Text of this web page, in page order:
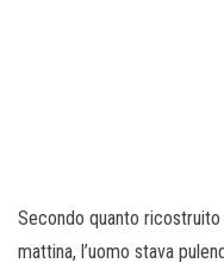
Secondo quanto
mattina, l’uomo stava